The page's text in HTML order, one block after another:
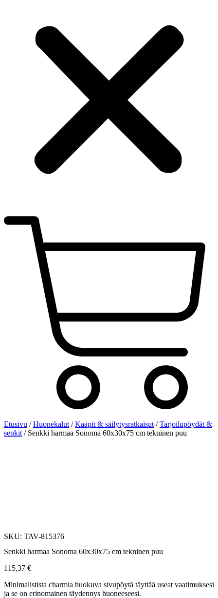
Etusivu /Huonekalut /Kaapit & säilytysratkaisut /Tarjoilupöydät &
senkit / Senkki harmaa Sonoma 60x30x75 cm tekninen puu
SKU: TAV-815376
Senkki harmaa Sonoma 60x30x75 cm tekninen puu
115,37 €
Minimalistista charmia huokuva sivupöytä täyttää useat vaatimuksesi
ja se on erinomainen täydennys huoneeseesi.